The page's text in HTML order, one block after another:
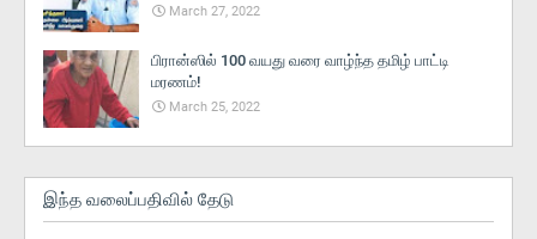
March 27, 2022
பிரான்ஸில் 100 வயது வரை வாழ்ந்த தமிழ் பாட்டி
மரணம்!
March 25, 2022
இந்த வலைப்பதிவில் தேடு